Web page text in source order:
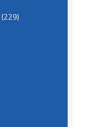
(229)